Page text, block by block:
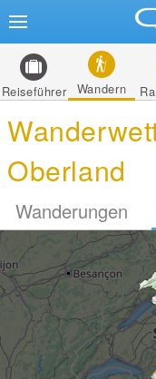
Reiseführer Wandern
Oberland
Wanderungen